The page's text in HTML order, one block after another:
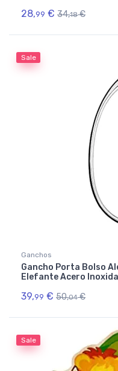
28,99 € 34,18 €
Sale
Ganchos
Gancho Porta Bolso
Elefante Acero
39,99 € 50,04 €
Sale